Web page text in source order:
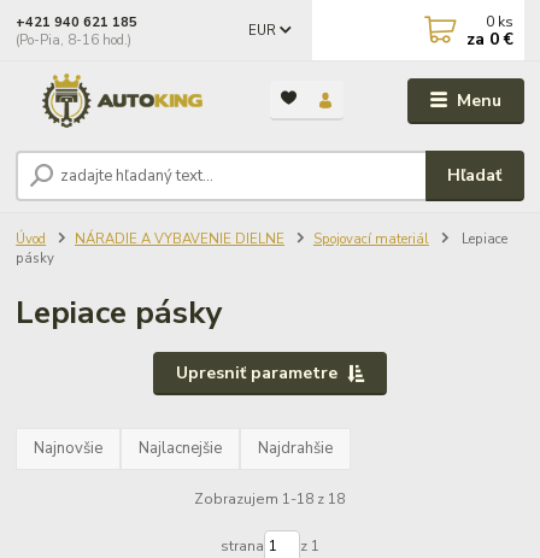
Menu
EUR
Hľadať
+421 940 621 185
(Po-Pia, 8-16 hod.)
0 ks
za 0 €
Úvod NÁRADIE A VYBAVENIE DIELNE Spojovací materiál
Lepiace
pásky
Lepiace pásky
Upresniť parametre
Najnovšie Najlacnejšie Najdrahšie
Zobrazujem 1-18 z 18
strana z 1